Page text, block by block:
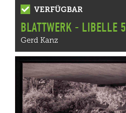
VERFÜGBAR
BLATTWERK - LIBELLE 5
Gerd Kanz